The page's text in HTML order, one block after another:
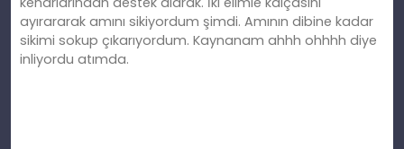
ayırararak amını sikiyordum şimdi. Amının dibine kadar
sikimi sokup çıkarıyordum. Kaynanam ahhh ohhhh diye
inliyordu atımda.